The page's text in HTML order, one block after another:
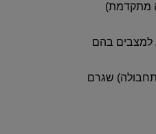
מתקדמת)
למצבים בהם
שגרם